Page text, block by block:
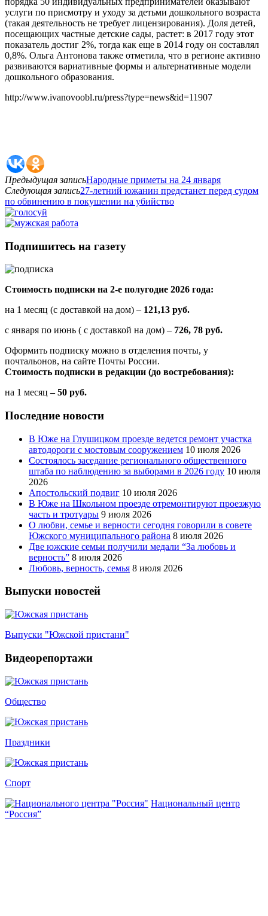
услуги по присмотру и уходу за детьми дошкольного возраста
(такая деятельность не требует лицензирования). Доля детей,
посещающих частные детские сады, растет: в 2017 году этот
показатель достиг 2%, тогда как еще в 2014 году он составлял
0,8%. Ольга Антонова также отметила, что в регионе активно
развиваются вариативные формы и альтернативные модели
дошкольного образования.
http://www.ivanovoobl.ru/press?type=news&id=11907
Предыдущая записьНародные приметы на 24 января
Следующая запись27-летний южанин предстанет перед судом
по обвинению в покушении на убийство
Подпишитесь на газету
Стоимость подписки на 2-е полугодие 2026 года:
на 1 месяц (с доставкой на дом) – 121,13 руб.
с января по июнь ( с доставкой на дом) – 726, 78 руб.
Оформить подписку можно в отделения почты, у
почтальонов, на сайте Почты России.
Стоимость подписки в редакции (до востребования):
на 1 месяц – 50 руб.
Последние новости
В Юже на Глушицком проезде ведется ремонт участка
автодороги с мостовым сооружением 10 июля 2026
Состоялось заседание регионального общественного
штаба по наблюдению за выборами в 2026 году 10 июля
2026
Апостольский подвиг 10 июля 2026
В Юже на Школьном проезде отремонтируют проезжую
часть и тротуары 9 июля 2026
О любви, семье и верности сегодня говорили в совете
Южского муниципального района 8 июля 2026
Две южские семьи получили медали “За любовь и
верность” 8 июля 2026
Любовь, верность, семья 8 июля 2026
Выпуски новостей
Выпуски "Южской пристани"
Видеорепортажи
Общество
Праздники
Спорт
Национальный центр
“Россия”